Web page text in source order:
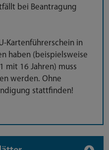
bei Beantragung
Kartenführerschein in
haben (beispielsweise
mit 16 Jahren) muss
werden. Ohne
stattfinden!